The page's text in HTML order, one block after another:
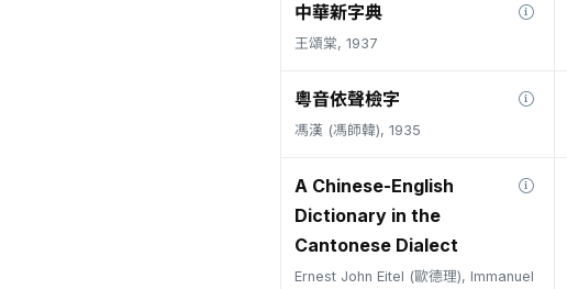
中華新字典
王頌棠, 1937
粵音依聲檢字
馮漢 (馮師韓), 1935
A Chinese-English
Dictionary in the
Cantonese Dialect
Ernest John Eitel (歐德理), Immanuel